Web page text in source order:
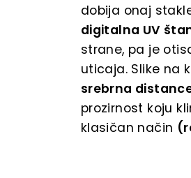
dobija onaj
digitalna UV
strane, pa je
uticaja. Slike na
srebrna
prozirnost koju
klasičan način